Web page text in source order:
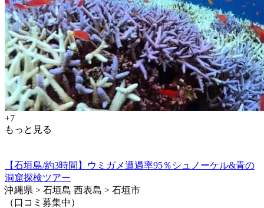
+7
もっと見る
【石垣島/約3時間】ウミガメ遭遇率95％シュノーケル&青の
洞窟探検ツアー
沖縄県 > 石垣島 西表島 > 石垣市
（口コミ募集中）